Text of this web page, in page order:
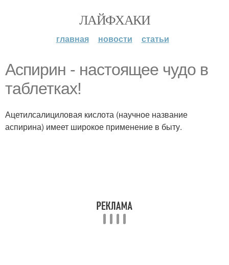
ЛАЙФХАКИ
главная новости статьи
Аспирин - настоящее чудо в
таблетках!
Ацетилсалициловая кислота (научное название
аспирина) имеет широкое применение в быту.